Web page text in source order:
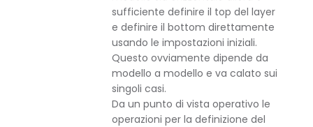
sufficiente definire il top del layer
e definire il bottom direttamente
usando le impostazioni iniziali.
Questo ovviamente dipende da
modello a modello e va calato sui
singoli casi.
Da un punto di vista operativo le
operazioni per la definizione del